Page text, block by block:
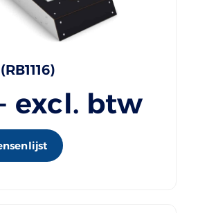
excl. btw